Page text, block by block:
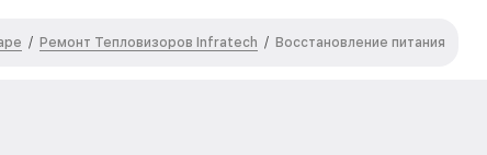
/ Ремонт Тепловизоров Infratech / Восстановление питания